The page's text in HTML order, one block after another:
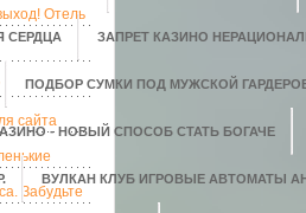
СЕРДЦА ЗАПРЕТ КАЗИНО
ПОДБОР СУМКИ ПОД МУЖСКОЙ
- НОВЫЙ СПОСОБ СТАТЬ БОГАЧЕ
ВУЛКАН КЛУБ ИГРОВЫЕ АВТОМАТЫ
Отель
сайта
Забудьте